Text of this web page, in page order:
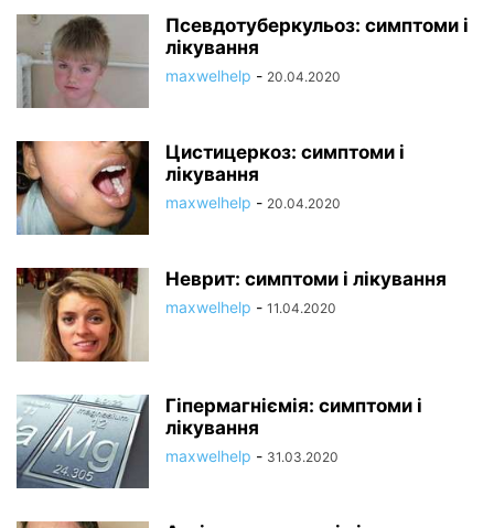
Псевдотуберкульоз: симптоми і
лікування
maxwelhelp - 20.04.2020
Цистицеркоз: симптоми і
лікування
maxwelhelp - 20.04.2020
Неврит: симптоми і лікування
maxwelhelp - 11.04.2020
Гіпермагніємія: симптоми і
лікування
maxwelhelp - 31.03.2020